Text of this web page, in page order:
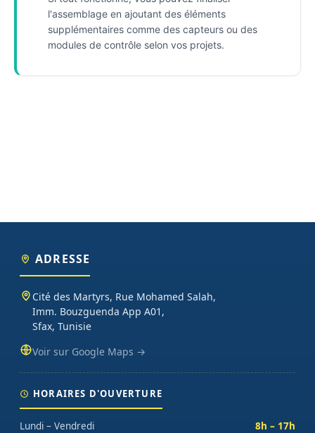
l'assemblage en ajoutant des éléments
supplémentaires comme des capteurs ou des
modules de contrôle selon vos projets.
ADRESSE
Cité des Martyrs, Rue Mohamed Salah,
Imm. Bouzguenda App A01,
Sfax, Tunisie
Voir sur Google Maps →
HORAIRES D'OUVERTURE
Lundi – Vendredi
8h – 17h